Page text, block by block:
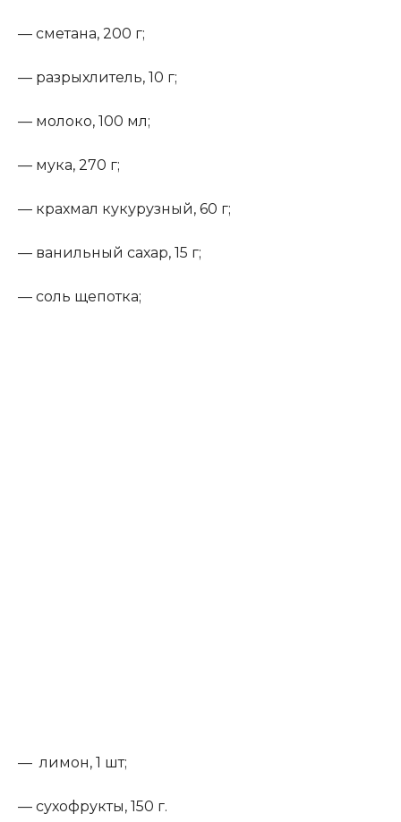
— сметана, 200 г;
— разрыхлитель, 10 г;
— молоко, 100 мл;
— мука, 270 г;
— крахмал кукурузный, 60 г;
— ванильный сахар, 15 г;
— соль щепотка;
— лимон, 1 шт;
— сухофрукты, 150 г.